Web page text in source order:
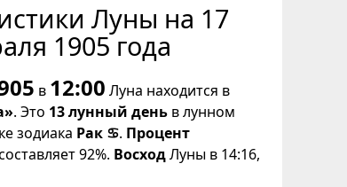
Луны на 17
1905 года
в 12:00 Луна находится в
. Это 13 лунный день в лунном
зодиака Рак ♋. Процент
92%. ВосходЛуны в 14:16,